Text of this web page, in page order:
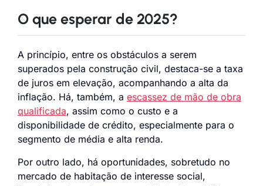
O que esperar de 2025?
A princípio, entre os obstáculos a serem
superados pela construção civil, destaca-se a taxa
de juros em elevação, acompanhando a alta da
inflação. Há, também, a escassez de mão de obra
qualificada, assim como o custo e a
disponibilidade de crédito, especialmente para o
segmento de média e alta renda.
Por outro lado, há oportunidades, sobretudo no
mercado de habitação de interesse social,